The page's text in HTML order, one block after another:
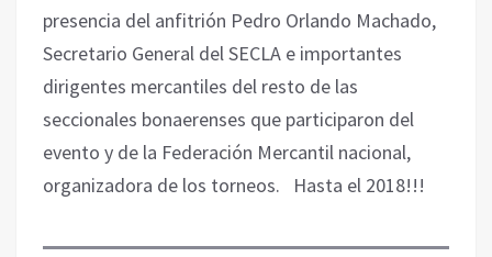
presencia del anfitrión Pedro Orlando Machado,
Secretario General del SECLA e importantes
dirigentes mercantiles del resto de las
seccionales bonaerenses que participaron del
evento y de la Federación Mercantil nacional,
organizadora de los torneos. Hasta el 2018!!!